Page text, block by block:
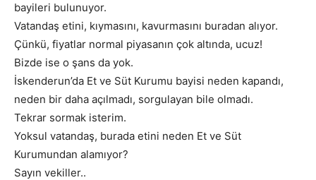
bayileri bulunuyor.
Vatandaş etini, kıymasını, kavurmasını buradan alıyor.
Çünkü, fiyatlar normal piyasanın çok altında, ucuz!
Bizde ise o şans da yok.
İskenderun’da Et ve Süt Kurumu bayisi neden kapandı,
neden bir daha açılmadı, sorgulayan bile olmadı.
Tekrar sormak isterim.
Yoksul vatandaş, burada etini neden Et ve Süt
Kurumundan alamıyor?
Sayın vekiller..